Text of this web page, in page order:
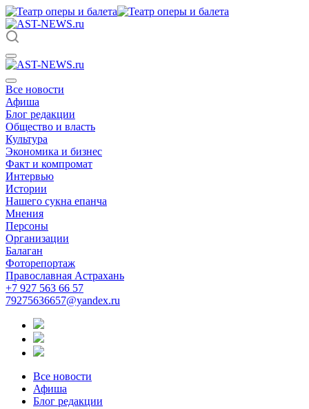
Все новости
Афиша
Блог редакции
Общество и власть
Культура
Экономика и бизнес
Факт и компромат
Интервью
Истории
Нашего сукна епанча
Мнения
Персоны
Организации
Балаган
Фоторепортаж
Православная Астрахань
+7 927 563 66 57
79275636657@yandex.ru
Все новости
Афиша
Блог редакции